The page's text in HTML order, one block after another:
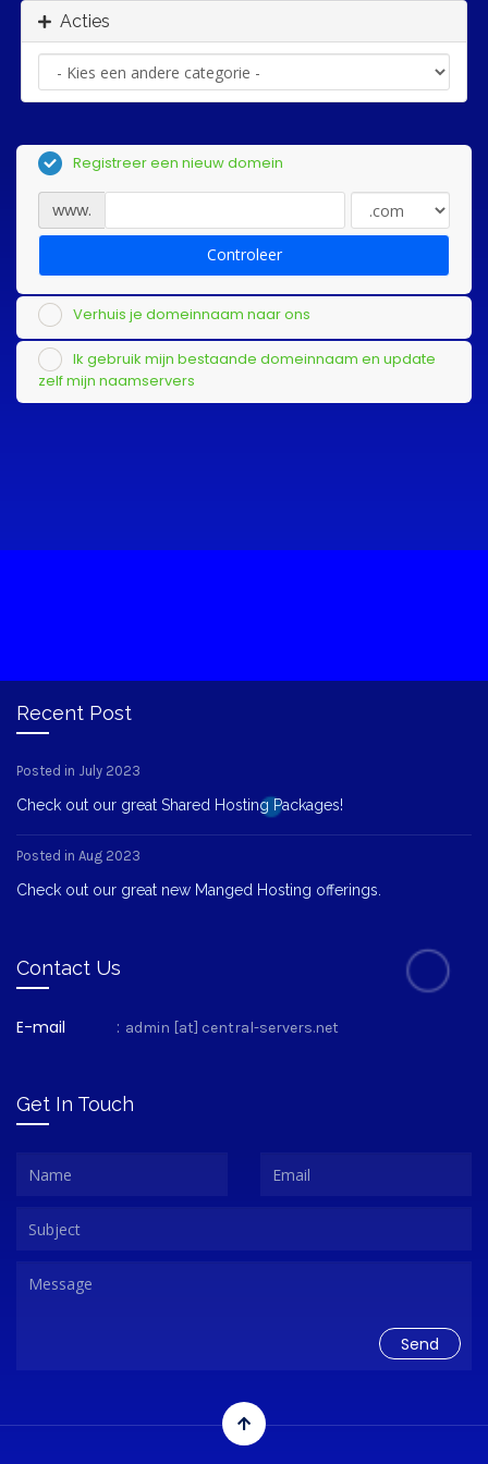
Acties
Registreer een nieuw domein
www.
Controleer
Verhuis je domeinnaam naar ons
Ik gebruik mijn bestaande domeinnaam en update
zelf mijn naamservers
Recent Post
Posted in July 2023
Check out our great Shared Hosting Packages!
Posted in Aug 2023
Check out our great new Manged Hosting offerings.
Contact Us
E-mail : admin [at] central-servers.net
Get In Touch